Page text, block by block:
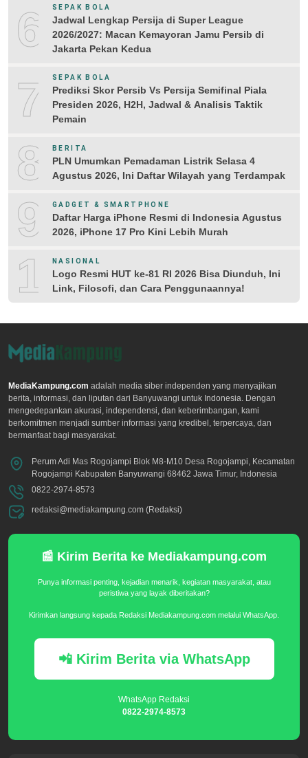
6 SEPAK BOLA
Jadwal Lengkap Persija di Super League
2026/2027: Macan Kemayoran Jamu Persib di
Jakarta Pekan Kedua
7 SEPAK BOLA
Prediksi Skor Persib Vs Persija Semifinal Piala
Presiden 2026, H2H, Jadwal & Analisis Taktik
Pemain
8 BERITA
PLN Umumkan Pemadaman Listrik Selasa 4
Agustus 2026, Ini Daftar Wilayah yang Terdampak
9 GADGET & SMARTPHONE
Daftar Harga iPhone Resmi di Indonesia Agustus
2026, iPhone 17 Pro Kini Lebih Murah
10NASIONAL
Logo Resmi HUT ke-81 RI 2026 Bisa Diunduh, Ini
Link, Filosofi, dan Cara Penggunaannya!
MediaKampung.com adalah media siber independen yang menyajikan
berita, informasi, dan liputan dari Banyuwangi untuk Indonesia. Dengan
mengedepankan akurasi, independensi, dan keberimbangan, kami
berkomitmen menjadi sumber informasi yang kredibel, terpercaya, dan
bermanfaat bagi masyarakat.
Perum Adi Mas Rogojampi Blok M8-M10 Desa Rogojampi, Kecamatan
Rogojampi Kabupaten Banyuwangi 68462 Jawa Timur, Indonesia
0822-2974-8573
redaksi@mediakampung.com (Redaksi)
📰 Kirim Berita ke Mediakampung.com
Punya informasi penting, kejadian menarik, kegiatan masyarakat, atau
peristiwa yang layak diberitakan?
Kirimkan langsung kepada Redaksi Mediakampung.com melalui WhatsApp.
📲 Kirim Berita via WhatsApp
WhatsApp Redaksi
0822-2974-8573